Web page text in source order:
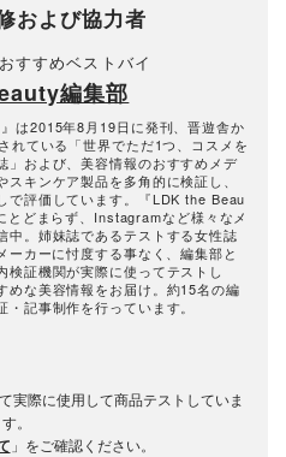
および協力者
すすめベストバイ
編集部
は2015年8月19日に発刊、晋遊舎か
れている「世界でただ1つ、コスメを
」および、美容情報のおすすめメデ
スキンケア製品を多角的に検証し、
で評価しています。『LDK the Beau
とどまらず、Instagramなど様々なメ
中。姉妹誌であるテストする女性誌
ーカーに忖度する事なく、編集部と
検証機関が実際に使ってテストし
めな美容情報をお届け。約15名の編
記事制作を行っています。
実際に使用して商品テストしていま
す。
」をご確認ください。